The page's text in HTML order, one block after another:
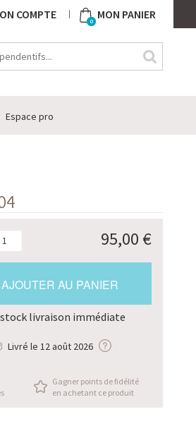
COMPTE 0 MON PANIER
Espace pro
95,00 €
AJOUTER AU PANIER
livraison immédiate
Livré le12 août 2026
Gagner points de fidélité
en achetant ce produit